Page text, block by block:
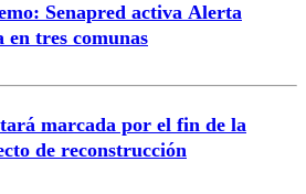
Senapred activa Alerta
en tres comunas
marcada por el fin de la
de reconstrucción